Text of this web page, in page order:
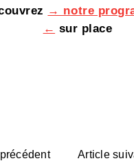
→ notre
← sur place
Article